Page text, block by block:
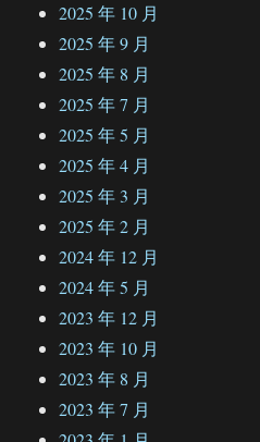
2025 年 10 月
2025 年 9 月
2025 年 8 月
2025 年 7 月
2025 年 5 月
2025 年 4 月
2025 年 3 月
2025 年 2 月
2024 年 12 月
2024 年 5 月
2023 年 12 月
2023 年 10 月
2023 年 8 月
2023 年 7 月